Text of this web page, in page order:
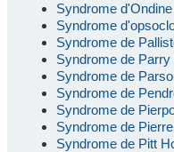
Syndrome d'Ondine
Syndrome
Syndrome de
Syndrome de
Syndrome de
Syndrome de
Syndrome de
Syndrome de
Syndrome de Pitt